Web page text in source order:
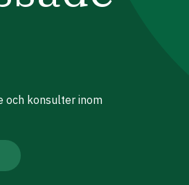
och konsulter inom